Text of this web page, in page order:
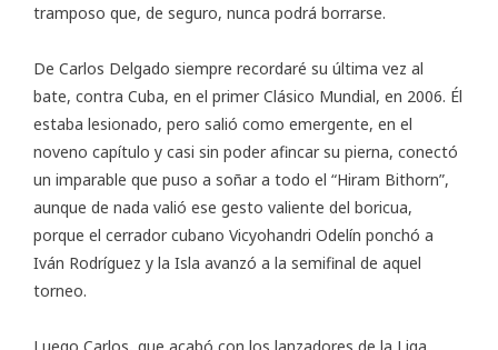
tramposo que, de seguro, nunca podrá borrarse.
De Carlos Delgado siempre recordaré su última vez al
bate, contra Cuba, en el primer Clásico Mundial, en 2006. Él
estaba lesionado, pero salió como emergente, en el
noveno capítulo y casi sin poder afincar su pierna, conectó
un imparable que puso a soñar a todo el “Hiram Bithorn”,
aunque de nada valió ese gesto valiente del boricua,
porque el cerrador cubano Vicyohandri Odelín ponchó a
Iván Rodríguez y la Isla avanzó a la semifinal de aquel
torneo.